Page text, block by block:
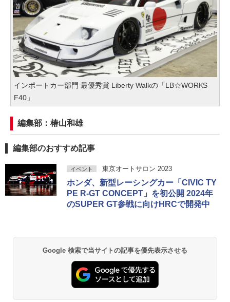
インポートカー部門 最優秀賞 Liberty Walkの「LB☆WORKS
F40」
編集部：椿山和雄
編集部のおすすめ記事
イベント 東京オートサロン 2023
ホンダ、新型レーシングカー「CIVIC TY
PE R-GT CONCEPT」を初公開 2024年
のSUPER GT参戦に向けHRCで開発中
Google 検索で当サイトの記事を優先表示させる